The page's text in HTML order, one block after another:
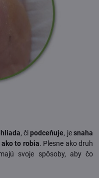
, čipodceňuje, jesnaha
to robia. Plesne ako druh
svoje spôsoby, aby čo